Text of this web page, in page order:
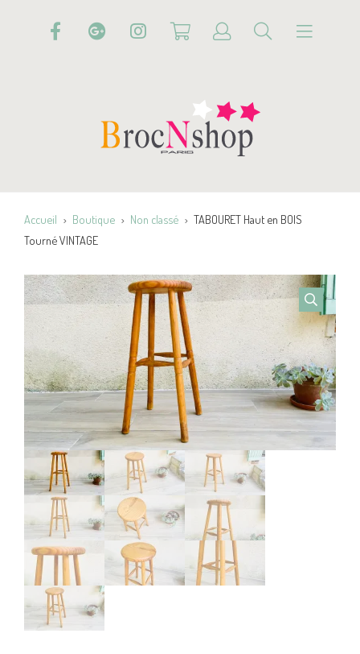
Accueil Boutique Non classé
TABOURET Haut en BOIS
Tourné VINTAGE